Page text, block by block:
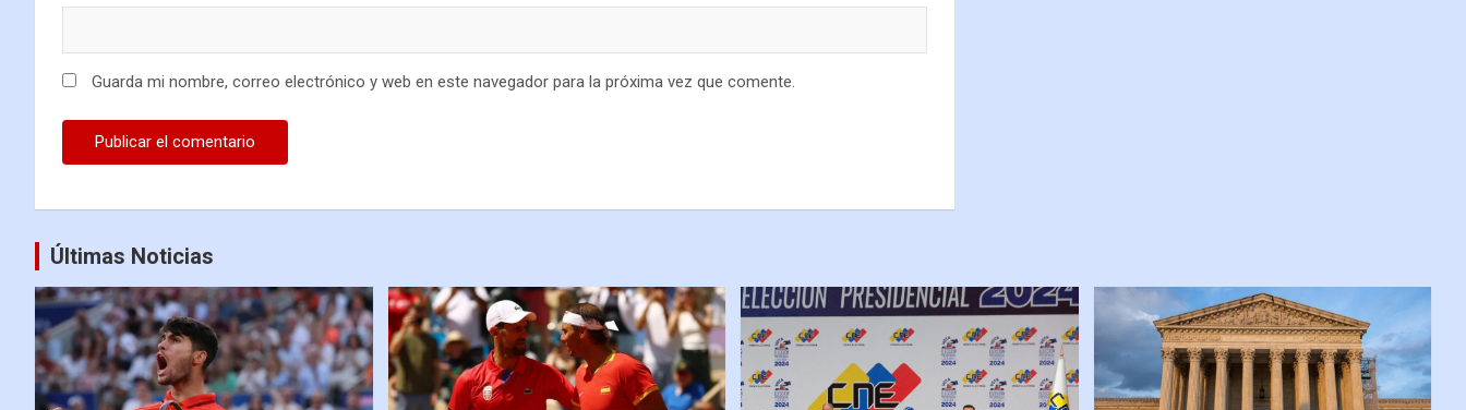
Guarda mi nombre, correo electrónico y web en este navegador para la próxima vez que comente.
Últimas Noticias